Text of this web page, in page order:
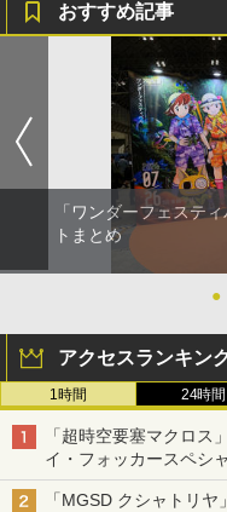
おすすめ記事
「ワンダーフェステ
トまとめ
●
アクセスランキン
1時間 24時間
「超時空要塞マクロス
イ・フォッカースペシ
「MGSD クシャトリ